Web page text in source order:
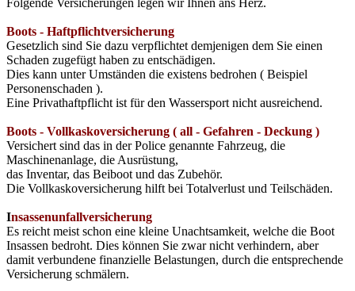
Folgende Versicherungen legen wir Ihnen ans Herz.
Boots - Haftpflichtversicherung
Gesetzlich sind Sie dazu verpflichtet demjenigen dem Sie einen
Schaden zugefügt haben zu entschädigen.
Dies kann unter Umständen die existens bedrohen ( Beispiel
Personenschaden ).
Eine Privathaftpflicht ist für den Wassersportnicht ausreichend.
Boots - Vollkaskoversicherung ( all - Gefahren - Deckung )
Versichert sind das in der Police genannte Fahrzeug, die
Maschinenanlage, die Ausrüstung,
das Inventar, das Beiboot und das Zubehör.
Die Vollkaskoversicherung hilft bei Totalverlust und Teilschäden.
Insassenunfallversicherung
Es reicht meist schon eine kleine Unachtsamkeit, welche die Boot
Insassen bedroht. Dies können Sie zwar nicht verhindern, aber
damit verbundene finanzielle Belastungen, durch die entsprechende
Versicherung schmälern.